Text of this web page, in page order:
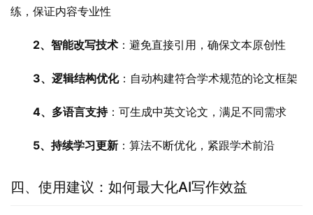
练，保证内容专业性
2、智能改写技术 ：避免直接引用，确保文本原创性
3、逻辑结构优化：自动构建符合学术规范的论文框架
4、多语言支持：可生成中英文论文，满足不同需求
5、持续学习更新 ：算法不断优化，紧跟学术前沿
四、使用建议：如何最大化AI写作效益